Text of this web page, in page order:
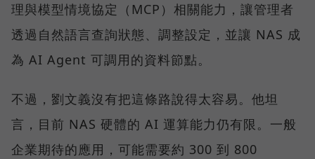
理與模型情境協定（MCP）相關能力，讓管理者
透過自然語言查詢狀態、調整設定，並讓 NAS 成
為 AI Agent 可調用的資料節點。
不過，劉文義沒有把這條路說得太容易。他坦
言，目前 NAS 硬體的 AI 運算能力仍有限。一般
企業期待的應用，可能需要約 300 到 800